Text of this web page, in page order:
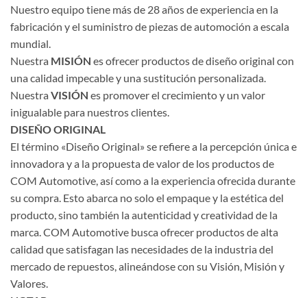
Nuestro equipo tiene más de 28 años de experiencia en la
fabricación y el suministro de piezas de automoción a escala
mundial.
Nuestra MISIÓN es ofrecer productos de diseño original con
una calidad impecable y una sustitución personalizada.
Nuestra VISIÓN es promover el crecimiento y un valor
inigualable para nuestros clientes.
DISEÑO ORIGINAL
El término «Diseño Original» se refiere a la percepción única e
innovadora y a la propuesta de valor de los productos de
COM Automotive, así como a la experiencia ofrecida durante
su compra. Esto abarca no solo el empaque y la estética del
producto, sino también la autenticidad y creatividad de la
marca. COM Automotive busca ofrecer productos de alta
calidad que satisfagan las necesidades de la industria del
mercado de repuestos, alineándose con su Visión, Misión y
Valores.